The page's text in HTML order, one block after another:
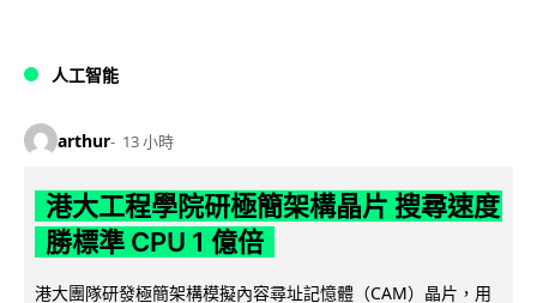
人工智能
arthur 13 小時
港大工程學院研極簡架構晶片 搜尋速度
勝標準 CPU 1 億倍
港大團隊研發極簡架構模擬內容尋址記憶體（CAM）晶片，用